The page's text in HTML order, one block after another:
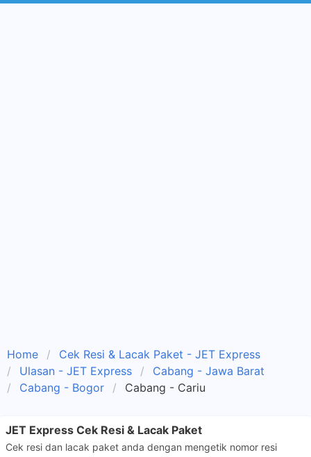
Home
Cek Resi & Lacak Paket - JET Express
Ulasan - JET Express
Cabang - Jawa Barat
Cabang - Bogor
Cabang - Cariu
JET Express Cek Resi & Lacak Paket
Cek resi dan lacak paket anda dengan mengetik nomor resi